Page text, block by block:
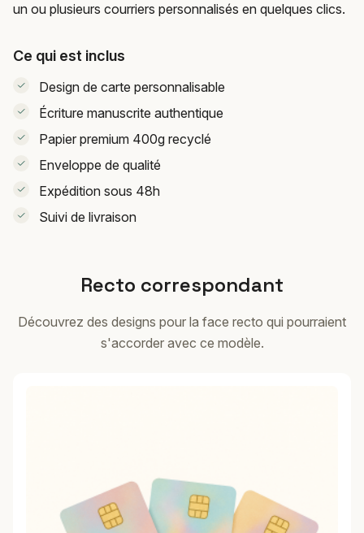
un ou plusieurs courriers personnalisés en quelques clics.
Ce qui est inclus
Design de carte personnalisable
Écriture manuscrite authentique
Papier premium 400g recyclé
Enveloppe de qualité
Expédition sous 48h
Suivi de livraison
Recto correspondant
Découvrez des designs pour la face recto qui pourraient
s'accorder avec ce modèle.